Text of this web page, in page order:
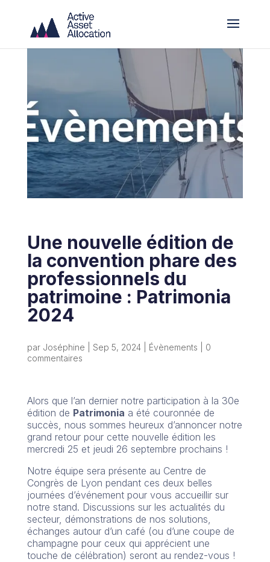
Une nouvelle édition de
la convention phare des
professionnels du
patrimoine : Patrimonia
2024
par Joséphine Sep 5, 2024| Évènements
0
commentaires
Alors que l’an dernier notre participation à la 30e
édition de Patrimonia a été couronnée de
succès, nous sommes heureux d’annoncer notre
grand retour pour cette nouvelle édition les
mercredi 25 et jeudi 26 septembre prochains !
Notre équipe sera présente au Centre de
Congrès de Lyon pendant ces deux belles
journées d’événement pour vous accueillir sur
notre stand. Discussions sur les actualités du
secteur, démonstrations de nos solutions,
échanges autour d’un café (ou d’une coupe de
champagne pour ceux qui apprécient une
touche de célébration) seront au rendez-vous !